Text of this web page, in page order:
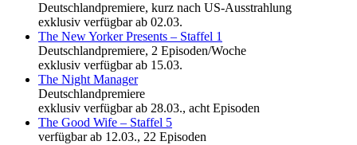
Deutschlandpremiere, kurz nach US-Ausstrahlung
exklusiv verfügbar ab 02.03.
The New Yorker Presents – Staffel 1
Deutschlandpremiere, 2 Episoden/Woche
exklusiv verfügbar ab 15.03.
The Night Manager
Deutschlandpremiere
exklusiv verfügbar ab 28.03., acht Episoden
The Good Wife – Staffel 5
verfügbar ab 12.03., 22 Episoden